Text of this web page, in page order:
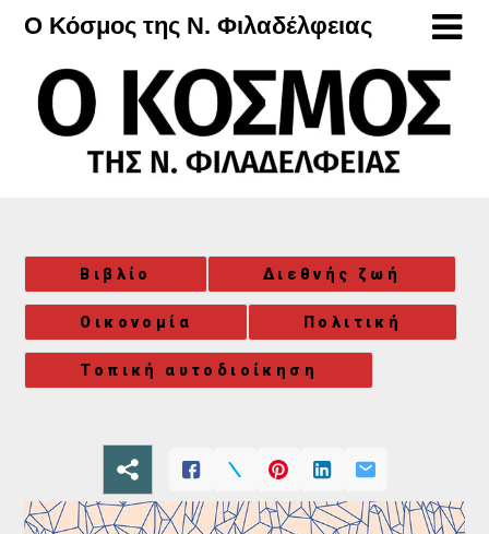
Μετάβαση
περιεχόμενο
Ο Κόσμος της Ν. Φιλαδέλφειας
Βιβλίο Διεθνής ζωή
Οικονομία Πολιτική
Τοπική αυτοδιοίκηση